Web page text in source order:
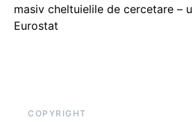
masiv cheltuielile de cercetare –
Eurostat
COPYRIGHT